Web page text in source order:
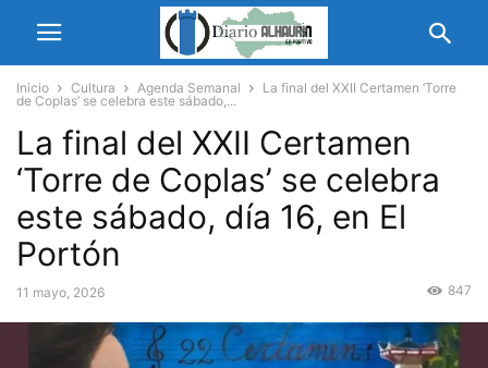
Inicio Cultura Agenda Semanal
La final del XXII Certamen ‘Torre
de Coplas’ se celebra este sábado,...
La final del XXII Certamen
‘Torre de Coplas’ se celebra
este sábado, día 16, en El
Portón
11 mayo, 2026 847